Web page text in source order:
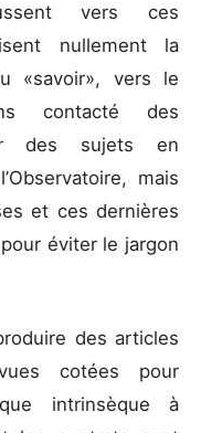
vers ces
nullement la
«savoir», vers le
contacté des
des sujets en
mais
et ces dernières
éviter le jargon
des articles
cotées pour
intrinsèque à